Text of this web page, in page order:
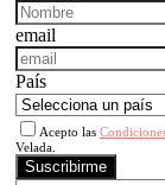
email
País
Acepto las
Velada.
Suscribirme